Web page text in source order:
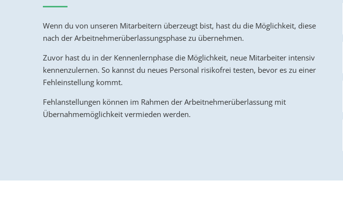
Wenn du von unseren Mitarbeitern überzeugt bist, hast du die Möglichkeit, diese
nach der Arbeitnehmerüberlassungsphase zu übernehmen.
Zuvor hast du in der Kennenlernphase die Möglichkeit, neue Mitarbeiter intensiv
kennenzulernen. So kannst du neues Personal risikofrei testen, bevor es zu einer
Fehleinstellung kommt.
Fehlanstellungen können im Rahmen der Arbeitnehmerüberlassung mit
Übernahmemöglichkeit vermieden werden.